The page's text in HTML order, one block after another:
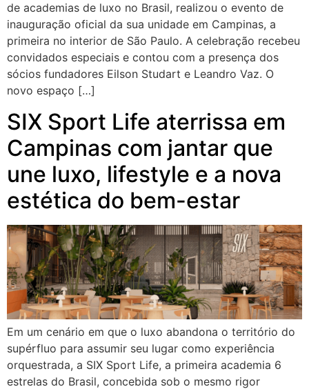
de academias de luxo no Brasil, realizou o evento de
inauguração oficial da sua unidade em Campinas, a
primeira no interior de São Paulo. A celebração recebeu
convidados especiais e contou com a presença dos
sócios fundadores Eilson Studart e Leandro Vaz. O
novo espaço […]
SIX Sport Life aterrissa em
Campinas com jantar que
une luxo, lifestyle e a nova
estética do bem-estar
Em um cenário em que o luxo abandona o território do
supérfluo para assumir seu lugar como experiência
orquestrada, a SIX Sport Life, a primeira academia 6
estrelas do Brasil, concebida sob o mesmo rigor